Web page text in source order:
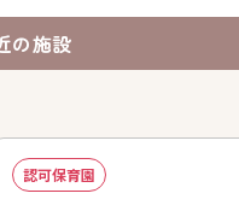
の施設
認可保育園